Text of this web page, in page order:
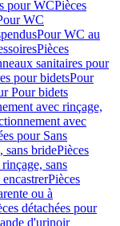
pour WCPièces
WC
Pour WC au
Pièces
sanitaires pour
pour bidetsPour
Pour bidets
avec rinçage,
avec
pour Sans
sans bridePièces
sans
Pièces
ou à
détachées pour
d'urinoir